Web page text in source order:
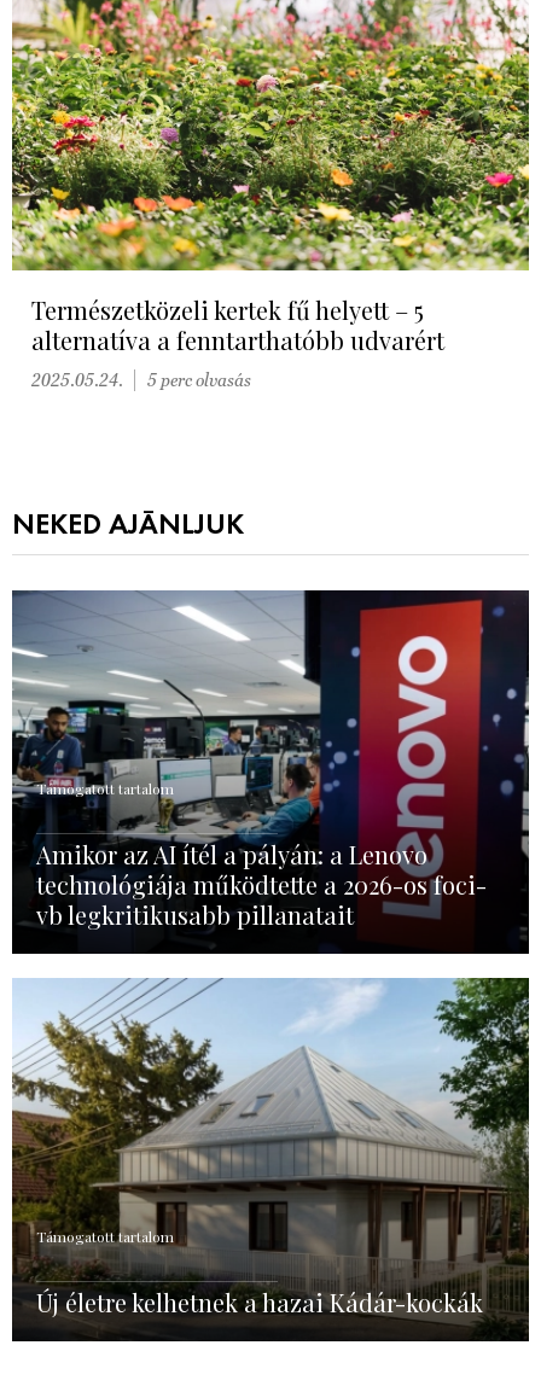
Természetközeli kertek fű helyett – 5
alternatíva a fenntarthatóbb udvarért
2025.05.24. 5 perc olvasás
NEKED AJÁNLJUK
Támogatott tartalom
Amikor az AI ítél a pályán: a Lenovo
technológiája működtette a 2026-os foci-
vb legkritikusabb pillanatait
Támogatott tartalom
Új életre kelhetnek a hazai Kádár-kockák